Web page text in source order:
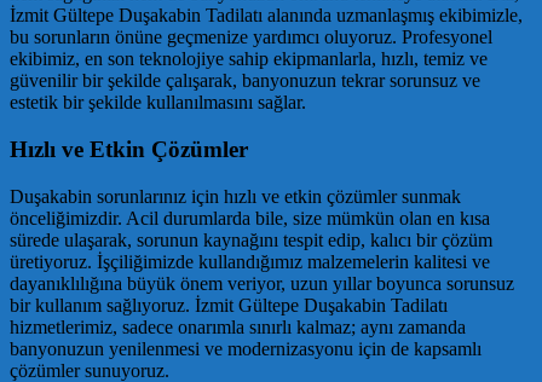
İzmit Gültepe Duşakabin Tadilatı alanında uzmanlaşmış ekibimizle,
bu sorunların önüne geçmenize yardımcı oluyoruz. Profesyonel
ekibimiz, en son teknolojiye sahip ekipmanlarla, hızlı, temiz ve
güvenilir bir şekilde çalışarak, banyonuzun tekrar sorunsuz ve
estetik bir şekilde kullanılmasını sağlar.
Hızlı ve Etkin Çözümler
Duşakabin sorunlarınız için hızlı ve etkin çözümler sunmak
önceliğimizdir. Acil durumlarda bile, size mümkün olan en kısa
sürede ulaşarak, sorunun kaynağını tespit edip, kalıcı bir çözüm
üretiyoruz. İşçiliğimizde kullandığımız malzemelerin kalitesi ve
dayanıklılığına büyük önem veriyor, uzun yıllar boyunca sorunsuz
bir kullanım sağlıyoruz. İzmit Gültepe Duşakabin Tadilatı
hizmetlerimiz, sadece onarımla sınırlı kalmaz; aynı zamanda
banyonuzun yenilenmesi ve modernizasyonu için de kapsamlı
çözümler sunuyoruz.